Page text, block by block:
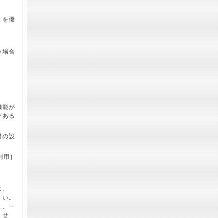
を優
場合
能が
ある
の設
］
。
、一
せ